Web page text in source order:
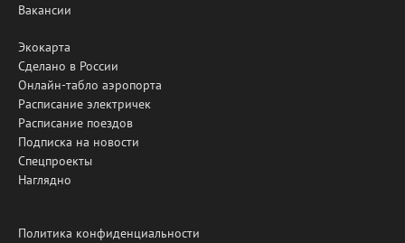
Вакансии
Экокарта
Сделано в России
Онлайн-табло аэропорта
Расписание электричек
Расписание поездов
Подписка на новости
Спецпроекты
Наглядно
Политика конфиденциальности